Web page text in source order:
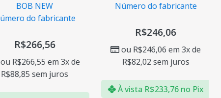
BOB NEW
do fabricante
R$266,56
R$266,55em 3x de
R$88,85sem juros
Número do fabricante
R$246,06
ouR$246,06em 3x de
R$82,02sem juros
À vista R$233,76no Pix